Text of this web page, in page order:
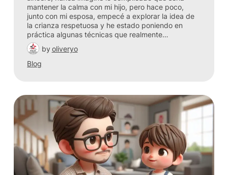
mantener la calma con mi hijo, pero hace poco,
junto con mi esposa, empecé a explorar la idea de
la crianza respetuosa y he estado poniendo en
práctica algunas técnicas que realmente…
by oliveryo
Blog